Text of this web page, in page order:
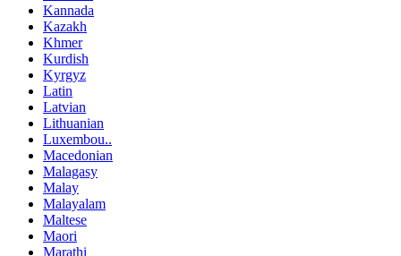
Kannada
Kazakh
Khmer
Kurdish
Kyrgyz
Latin
Latvian
Lithuanian
Luxembou..
Macedonian
Malagasy
Malay
Malayalam
Maltese
Maori
Marathi